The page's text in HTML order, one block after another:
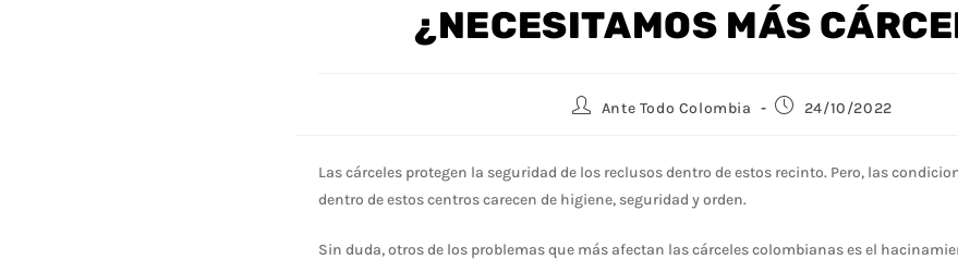
¿NECESITAMOS MÁS
Ante Todo Colombia 24/10/2022
Las cárceles protegen la seguridad de los reclusos dentro de estos recinto. Pero, las
dentro de estos centros carecen de higiene, seguridad y orden.
Sin duda, otros de los problemas que más afectan las cárceles colombianas es el